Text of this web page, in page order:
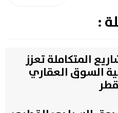
:
المتكاملة تعزز
السوق العقاري